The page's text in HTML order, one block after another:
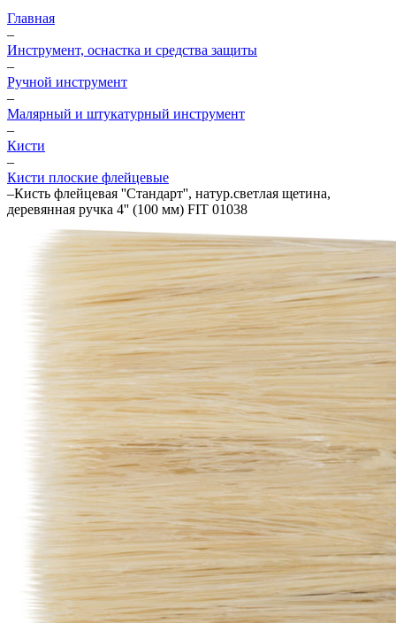
Главная
–
Инструмент, оснастка и средства защиты
–
Ручной инструмент
–
Малярный и штукатурный инструмент
–
Кисти
–
Кисти плоские флейцевые
–Кисть флейцевая ''Стандарт'', натур.светлая щетина,
деревянная ручка 4'' (100 мм) FIT 01038